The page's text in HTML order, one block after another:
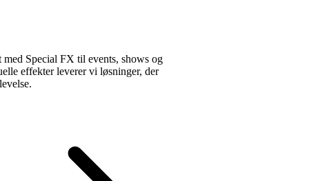
Special FX til events, shows og
effekter leverer vi løsninger, der